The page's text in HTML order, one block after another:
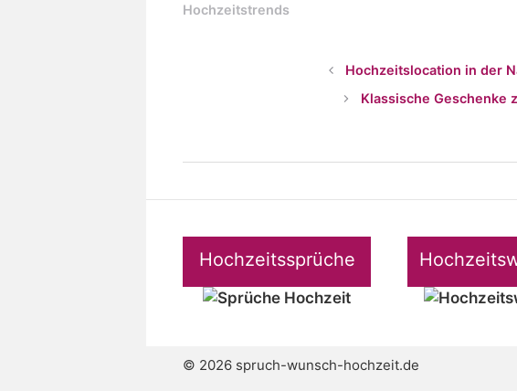
Hochzeitstrends
Hochzeitslocation in der
Klassische Geschenke
Hochzeitssprüche
© 2026 spruch-wunsch-hochzeit.de